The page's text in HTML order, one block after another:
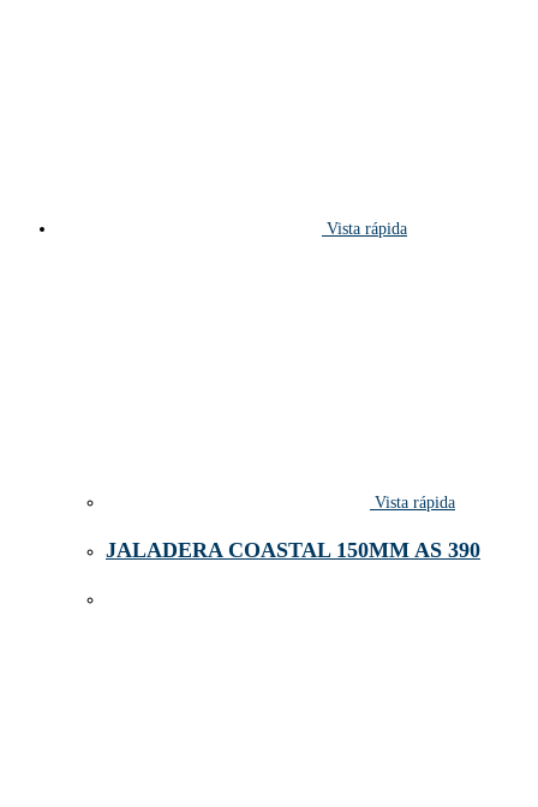
Vista rápida
Vista rápida
JALADERA COASTAL 150MM AS 390